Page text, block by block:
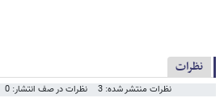
نظرات
نظرات منتشر شده: 3 نظرات در صف انتشار: 0